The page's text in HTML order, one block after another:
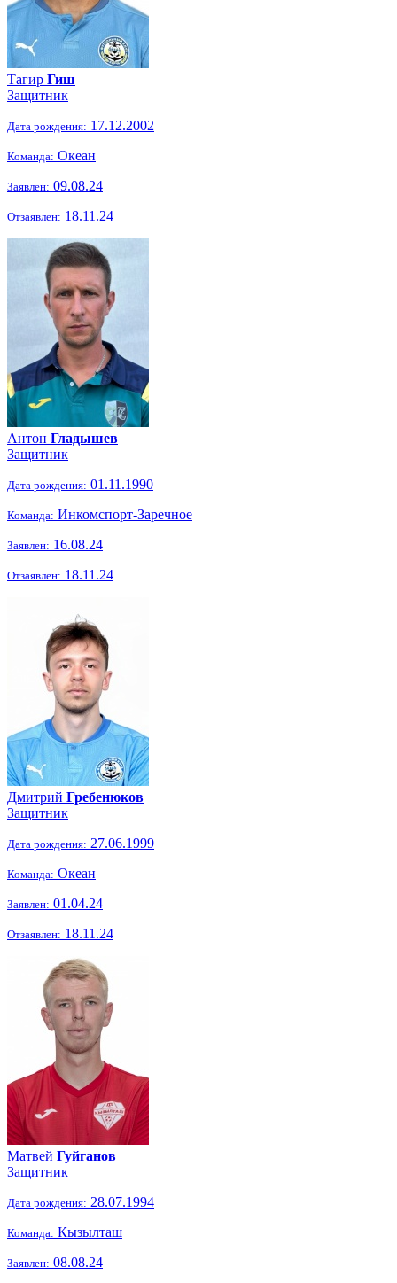
Тагир Гиш
Защитник
Дата рождения: 17.12.2002
Команда: Океан
Заявлен: 09.08.24
Отзаявлен: 18.11.24
Антон Гладышев
Защитник
Дата рождения: 01.11.1990
Команда: Инкомспорт-Заречное
Заявлен: 16.08.24
Отзаявлен: 18.11.24
Дмитрий Гребенюков
Защитник
Дата рождения: 27.06.1999
Команда: Океан
Заявлен: 01.04.24
Отзаявлен: 18.11.24
Матвей Гуйганов
Защитник
Дата рождения: 28.07.1994
Команда: Кызылташ
Заявлен: 08.08.24